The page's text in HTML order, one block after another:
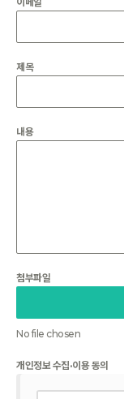
제목
내용
첨부파일
No file chosen
개인정보 수집·이용 동의